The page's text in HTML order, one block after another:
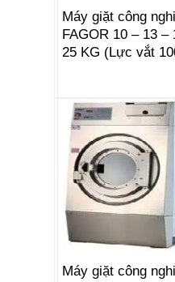
Máy giặt công
FAGOR 10 – 13 –
25 KG (Lực vắt
Máy giặt công